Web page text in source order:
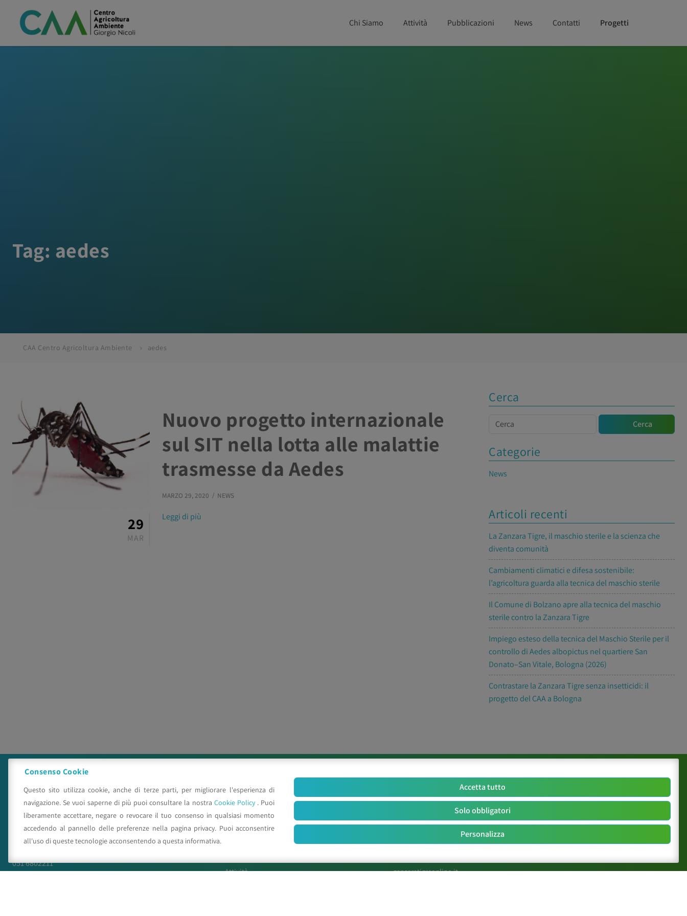
Chi Siamo Attività Pubblicazioni News Contatti Progetti
Tag: aedes
CAA Centro Agricoltura Ambiente aedes
29
MAR
Nuovo progetto internazionale
sul SIT nella lotta alle malattie
trasmesse da Aedes
MARZO 29, 2020 NEWS
Leggi di più
Cerca
Cerca Cerca
Categorie
News
Articoli recenti
La Zanzara Tigre, il maschio sterile e la scienza che
diventa comunità
Cambiamenti climatici e difesa sostenibile:
l’agricoltura guarda alla tecnica del maschio sterile
Il Comune di Bolzano apre alla tecnica del maschio
sterile contro la Zanzara Tigre
Impiego esteso della tecnica del Maschio Sterile per il
controllo di Aedes albopictus nel quartiere San
Donato–San Vitale, Bologna (2026)
Contrastare la Zanzara Tigre senza insetticidi: il
progetto del CAA a Bologna
C.A.A. "Giorgio Nicoli" S.r.l.
051 6802211
Attività
Link Utili
zanzaratigreonline.it
Seguici su
Consenso Cookie
Questo sito utilizza cookie, anche di terze parti, per migliorare l'esperienza di
navigazione. Se vuoi saperne di più puoi consultare la nostra Cookie Policy . Puoi
liberamente accettare, negare o revocare il tuo consenso in qualsiasi momento
accedendo al pannello delle preferenze nella pagina privacy. Puoi acconsentire
all'uso di queste tecnologie acconsentendo a questa informativa.
Accetta tutto
Solo obbligatori
Personalizza